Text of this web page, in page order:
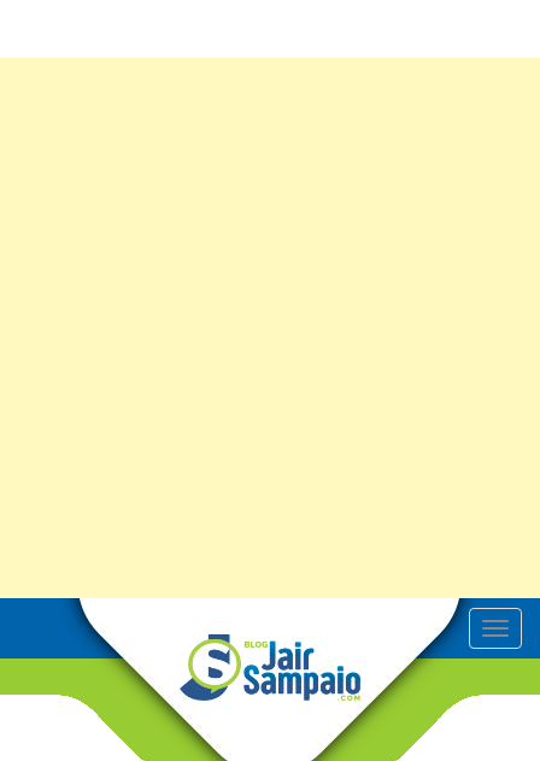
T
o